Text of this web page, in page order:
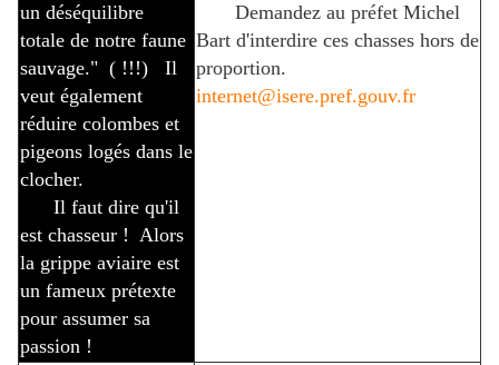
un déséquilibre
totale de notre faune
sauvage." ( !!!) Il
veut également
réduire colombes et
pigeons logés dans le
clocher.
Il faut dire qu'il
est chasseur ! Alors
la grippe aviaire est
un fameux prétexte
pour assumer sa
passion !
Demandez au préfet Michel
Bart d'interdire ces chasses hors de
proportion.
internet@isere.pref.gouv.fr